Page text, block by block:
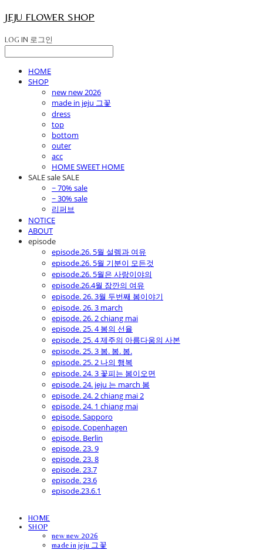
JEJU FLOWER SHOP
LOG IN 로그인
HOME
SHOP
new new 2026
made in jeju 그꽃
dress
top
bottom
outer
acc
HOME SWEET HOME
SALE sale SALE
~ 70% sale
~ 30% sale
리퍼브
NOTICE
ABOUT
episode
episode.26. 5월 설렘과 여유
episode.26. 5월 기분이 모든것
episode.26. 5월은 사랑이야의
episode.26.4월 잠깐의 여유
episode. 26. 3월 두번째 봄이야기
episode. 26. 3 march
episode. 26. 2 chiang mai
episode. 25. 4 봄의 선율
episode. 25. 4 제주의 아름다움의 사본
episode. 25. 3 봄. 봄. 봄.
episode. 25. 2 나의 행복
episode. 24. 3 꽃피는 봄이오면
episode. 24. jeju 는 march 봄
episode. 24. 2 chiang mai 2
episode. 24. 1 chiang mai
episode. Sapporo
episode. Copenhagen
episode. Berlin
episode. 23. 9
episode. 23. 8
episode. 23.7
episode. 23.6
episode.23.6.1
HOME
SHOP
new new 2026
made in jeju 그꽃